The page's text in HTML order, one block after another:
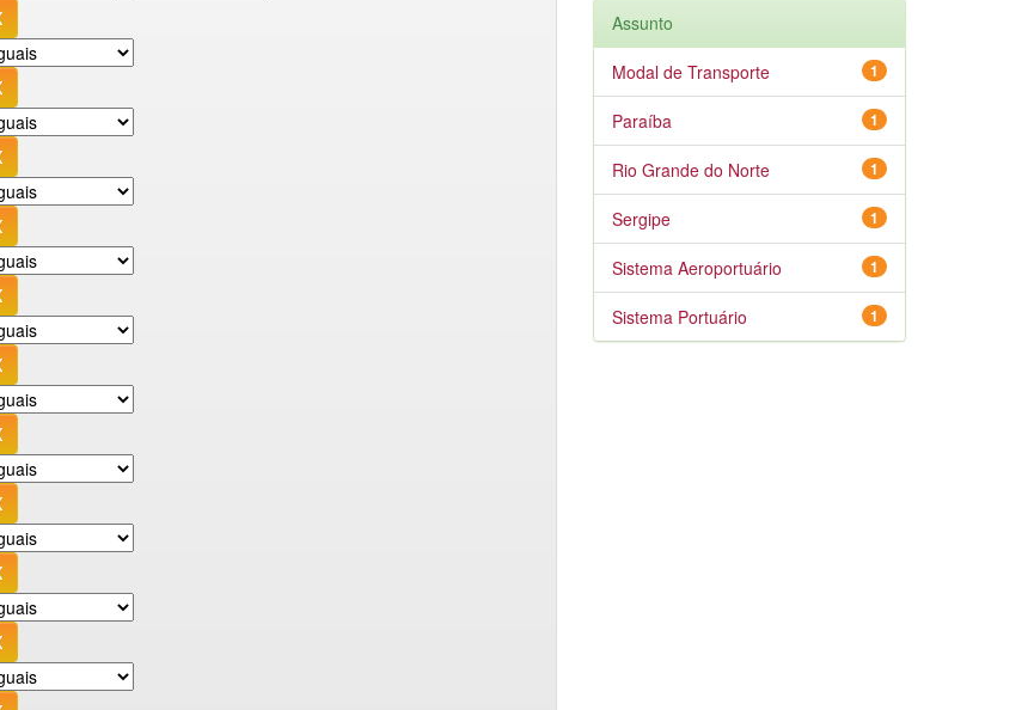
Assunto
1
Modal de Transporte
1
Paraíba
1
Rio Grande do Norte
1
Sergipe
1
Sistema Aeroportuário
1
Sistema Portuário